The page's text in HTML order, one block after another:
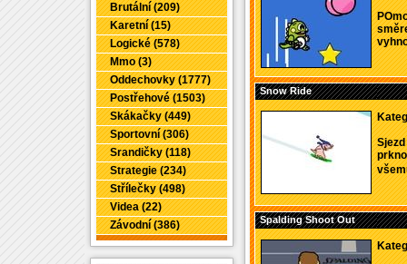
Brutální (209)
Karetní (15)
Logické (578)
Mmo (3)
Oddechovky (1777)
Postřehové (1503)
Skákačky (449)
Sportovní (306)
Srandičky (118)
Strategie (234)
Střílečky (498)
Videa (22)
Závodní (386)
Snow Ride
Spalding Shoot Out